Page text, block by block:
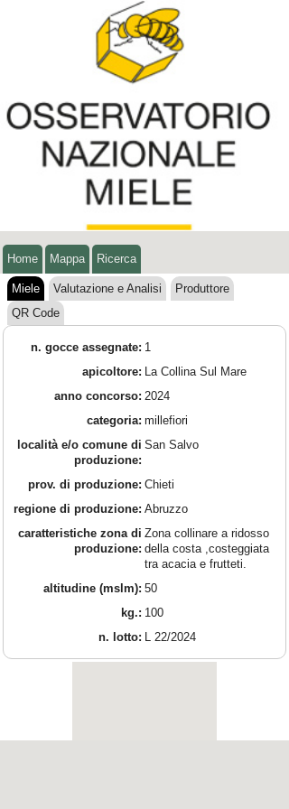
Home Mappa Ricerca
Miele Valutazione e Analisi
Produttore
QR Code
n. gocce assegnate: 1
apicoltore:
La Collina Sul Mare
anno concorso: 2024
categoria: millefiori
località e/o comune di
produzione:
San Salvo
prov. di produzione: Chieti
regione di produzione: Abruzzo
caratteristiche zona di
produzione:
Zona collinare a ridosso
della costa ,costeggiata
tra acacia e frutteti.
altitudine (mslm): 50
kg.: 100
n. lotto:
L 22/2024